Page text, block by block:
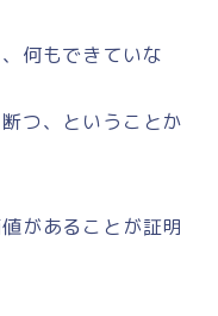
何もできていな
つ、ということか
があることが証明